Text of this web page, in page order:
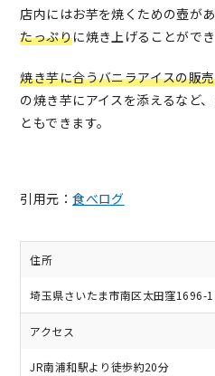
店内にはお芋を焼くための壺があ
たっぷりに焼き上げることができ
焼き芋に合うバニラアイスの販売
の焼き芋にアイスを添えるなど
ともできます。
引用元：食べログ
住所
埼玉県さいたま市南区太田窪1696-1
アクセス
JR南浦和駅より徒歩約20分